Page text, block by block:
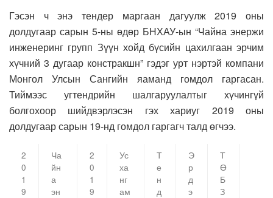
Гэсэн ч энэ тендер маргаан дагуулж 2019 оны
долдугаар сарын 5-ны өдөр БНХАУ-ын “Чайна энержи
инженеринг групп Зүүн хойд бүсийн цахилгаан эрчим
хүчний 3 дугаар констракшн” гэдэг урт нэртэй компани
Монгол Улсын Сангийн яаманд гомдол гаргасан.
Тиймээс угтендрийн шалгаруулалтыг хүчингүй
болгохоор шийдвэрлэсэн гэх хариуг 2019 оны
долдугаар сарын 19-нд гомдол гаргагч талд өгчээ.
2
0
1
9
Ча
йн
а
эн
2
0
1
9
Ус
ха
нг
ам
Т
е
н
д
Э
р
д
э
Т
Ө
Б
З